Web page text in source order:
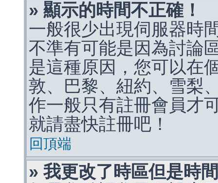
» 顯示的時間不正確！
一般很少出現伺服器時
不準有可能是因為討論
是這種原因，您可以在
敦、巴黎、紐約、雪梨
作一般只有註冊會員才
就請盡快註冊吧！
回頂端
» 我更改了時區但是時